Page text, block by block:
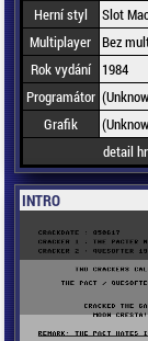
Herní styl
Slot
Multiplayer Bez
Rok vydání
1984
Programátor
Grafik
detail
INTRO